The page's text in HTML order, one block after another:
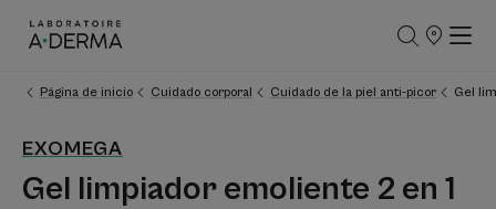
PUNTOS
Página de inicio
Cuidado corporal Cuidado de la piel anti-picor Gel
EXOMEGA
Gel limpiador emoliente 2 en 1